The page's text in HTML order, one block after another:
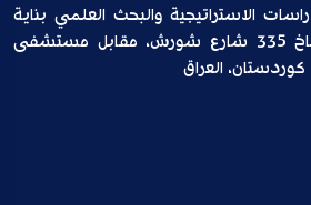
الاستراتيجية والبحث العلمي بناية
رقم 10، زقاق 60 گولاباخ 335 شارع شورش، مقابل مستشفى
العراق